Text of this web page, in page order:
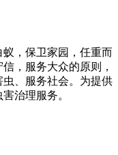
，保卫家园，任重而
，服务大众的原则，
、服务社会。为提供
治理服务。